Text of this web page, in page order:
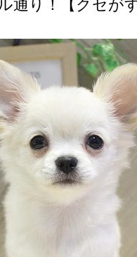
通り！【クセが